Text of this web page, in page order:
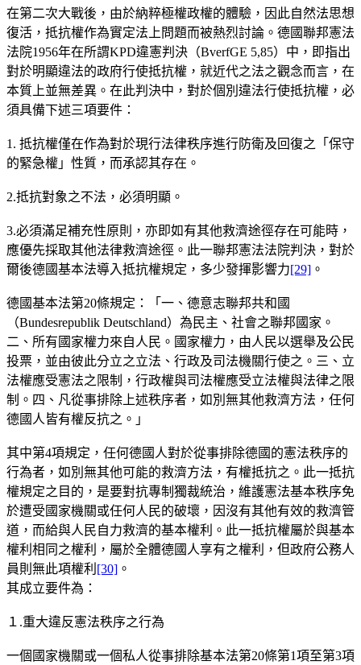
在第二次大戰後，由於納粹極權政權的體驗，因此自然法思想
復活，抵抗權作為實定法上問題而被熱烈討論。德國聯邦憲法
法院1956年在所謂KPD違憲判決（BverfGE 5,85）中，即指出
對於明顯違法的政府行使抵抗權，就近代之法之觀念而言，在
本質上並無差異。在此判決中，對於個別違法行使抵抗權，必
須具備下述三項要件：
1. 抵抗權僅在作為對於現行法律秩序進行防衛及回復之「保守
的緊急權」性質，而承認其存在。
2.抵抗對象之不法，必須明顯。
3.必須滿足補充性原則，亦即如有其他救濟途徑存在可能時，
應優先採取其他法律救濟途徑。此一聯邦憲法法院判決，對於
爾後德國基本法導入抵抗權規定，多少發揮影響力[29] 。
德國基本法第20條規定：「一、德意志聯邦共和國
（Bundesrepublik Deutschland）為民主、社會之聯邦國家。
二、所有國家權力來自人民。國家權力，由人民以選舉及公民
投票，並由彼此分立之立法、行政及司法機關行使之。三、立
法權應受憲法之限制，行政權與司法權應受立法權與法律之限
制。四、凡從事排除上述秩序者，如別無其他救濟方法，任何
德國人皆有權反抗之。」
其中第4項規定，任何德國人對於從事排除德國的憲法秩序的
行為者，如別無其他可能的救濟方法，有權抵抗之。此一抵抗
權規定之目的，是要對抗專制獨裁統治，維護憲法基本秩序免
於遭受國家機關或任何人民的破壞，因沒有其他有效的救濟管
道，而給與人民自力救濟的基本權利。此一抵抗權屬於與基本
權利相同之權利，屬於全體德國人享有之權利，但政府公務人
員則無此項權利 [30] 。
其成立要件為：
１.重大違反憲法秩序之行為
一個國家機關或一個私人從事排除基本法第20條第1項至第3項